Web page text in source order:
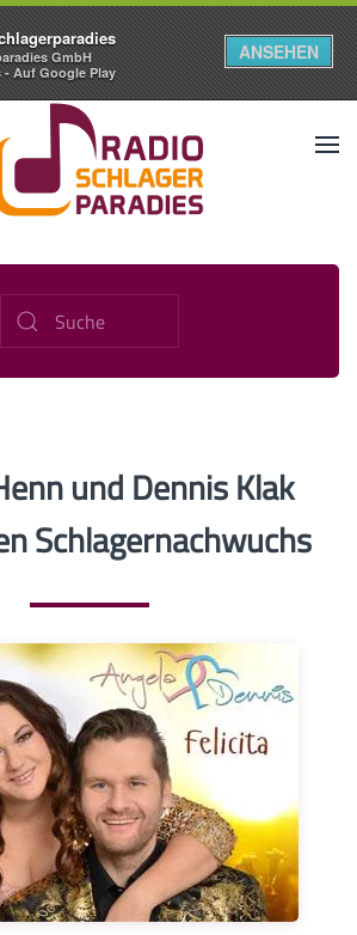
GmbH
Auf Google Play
ANSEHEN
und Dennis Klak
Schlagernachwuchs